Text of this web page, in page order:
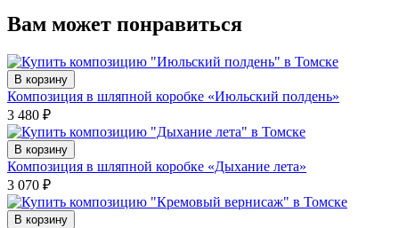
Вам может понравиться
В корзину
Композиция в шляпной коробке «Июльский полдень»
3 480 ₽
В корзину
Композиция в шляпной коробке «Дыхание лета»
3 070 ₽
В корзину